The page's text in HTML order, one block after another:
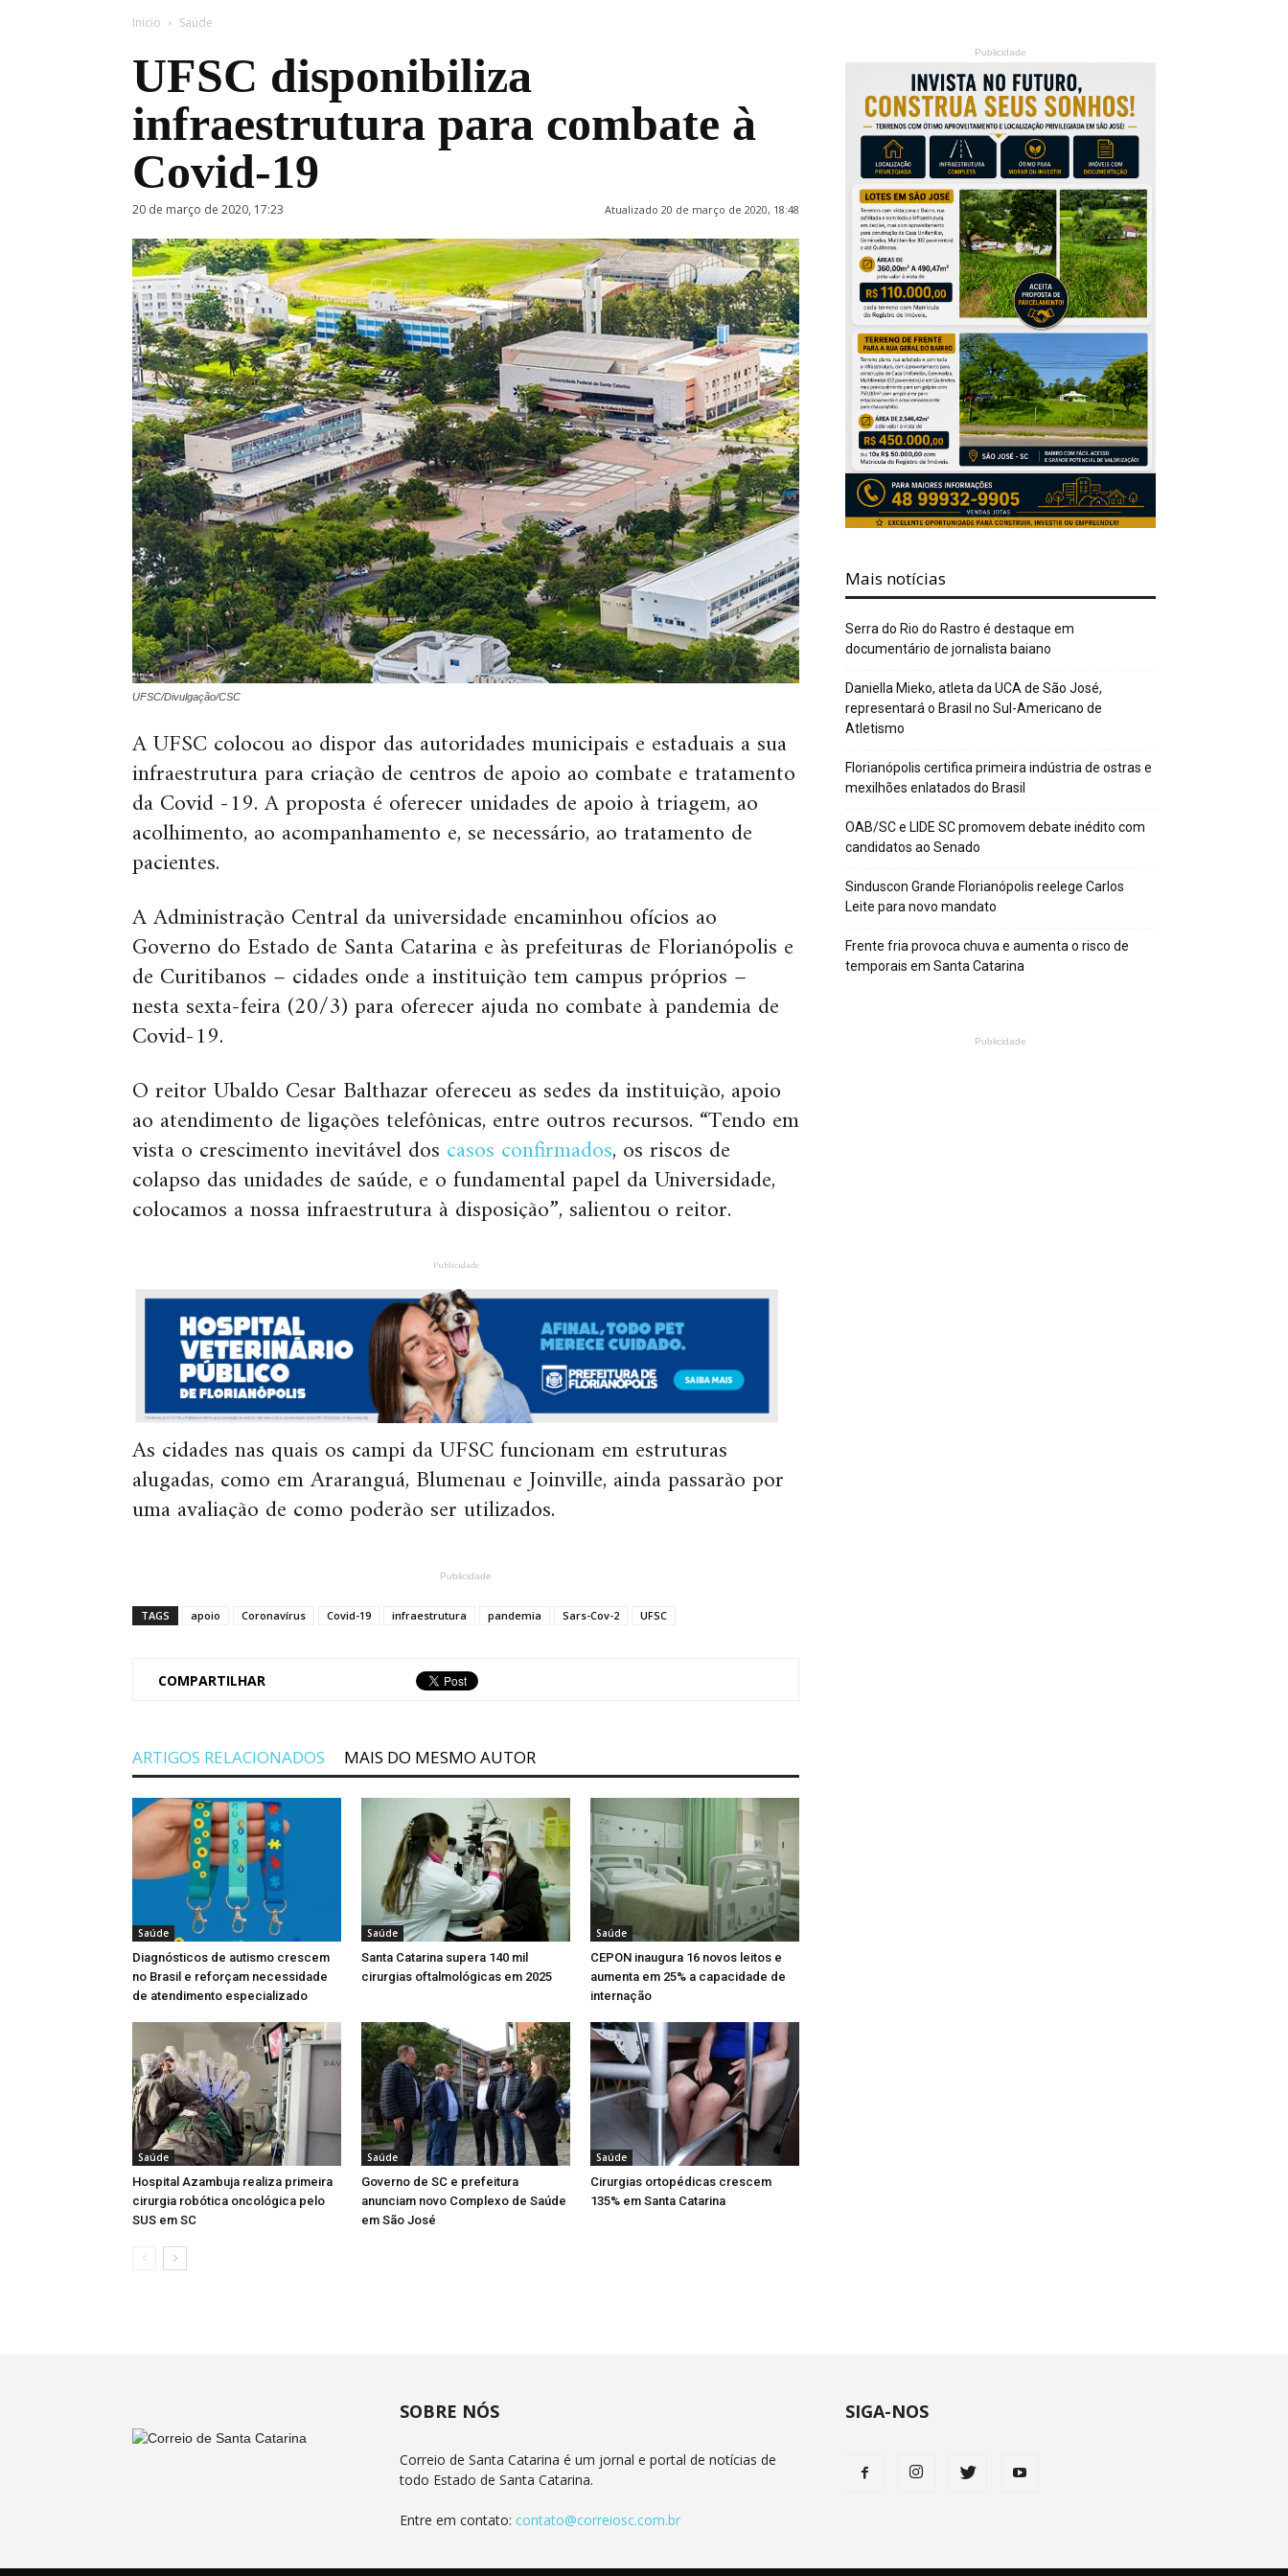
Inicio Saúde
UFSC disponibiliza
infraestrutura para combate à
Covid-19
20 de março de 2020, 17:23 Atualizado 20 de março de 2020, 18:48
UFSC/Divulgação/CSC
A UFSC colocou ao dispor das autoridades municipais e estaduais a sua
infraestrutura para criação de centros de apoio ao combate e tratamento
da Covid -19. A proposta é oferecer unidades de apoio à triagem, ao
acolhimento, ao acompanhamento e, se necessário, ao tratamento de
pacientes.
A Administração Central da universidade encaminhou ofícios ao
Governo do Estado de Santa Catarina e às prefeituras de Florianópolis e
de Curitibanos – cidades onde a instituição tem campus próprios –
nesta sexta-feira (20/3) para oferecer ajuda no combate à pandemia de
Covid-19.
O reitor Ubaldo Cesar Balthazar ofereceu as sedes da instituição, apoio
ao atendimento de ligações telefônicas, entre outros recursos. “Tendo em
vista o crescimento inevitável dos casos confirmados, os riscos de
colapso das unidades de saúde, e o fundamental papel da Universidade,
colocamos a nossa infraestrutura à disposição”, salientou o reitor.
Publicidade
As cidades nas quais os campi da UFSC funcionam em estruturas
alugadas, como em Araranguá, Blumenau e Joinville, ainda passarão por
uma avaliação de como poderão ser utilizados.
Publicidade
TAGS apoio Coronavírus Covid-19 infraestrutura pandemia Sars-Cov-2 UFSC
COMPARTILHAR
ARTIGOS RELACIONADOS MAIS DO MESMO AUTOR
Saúde
Diagnósticos de autismo crescem
no Brasil e reforçam necessidade
de atendimento especializado
Saúde
Santa Catarina supera 140 mil
cirurgias oftalmológicas em 2025
Saúde
CEPON inaugura 16 novos leitos e
aumenta em 25% a capacidade de
internação
Saúde
Hospital Azambuja realiza primeira
cirurgia robótica oncológica pelo
SUS em SC
Saúde
Governo de SC e prefeitura
anunciam novo Complexo de Saúde
em São José
Saúde
Cirurgias ortopédicas crescem
135% em Santa Catarina
Publicidade
Mais notícias
Serra do Rio do Rastro é destaque em
documentário de jornalista baiano
Daniella Mieko, atleta da UCA de São José,
representará o Brasil no Sul-Americano de
Atletismo
Florianópolis certifica primeira indústria de ostras e
mexilhões enlatados do Brasil
OAB/SC e LIDE SC promovem debate inédito com
candidatos ao Senado
Sinduscon Grande Florianópolis reelege Carlos
Leite para novo mandato
Frente fria provoca chuva e aumenta o risco de
temporais em Santa Catarina
Publicidade
SOBRE NÓS
Correio de Santa Catarina é um jornal e portal de notícias de
todo Estado de Santa Catarina.
Entre em contato: contato@correiosc.com.br
SIGA-NOS